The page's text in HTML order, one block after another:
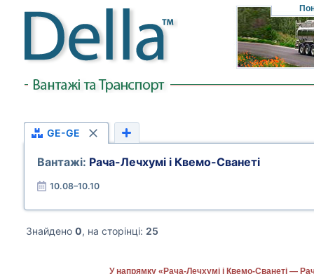
GE-GE
Вантажі: Рача-Лечхумі і Квемо-Сванеті
10.08–10.10
Знайдено 0, на сторінці: 25
У напрямку «Рача-Лечхумі і Квемо-Сванеті —